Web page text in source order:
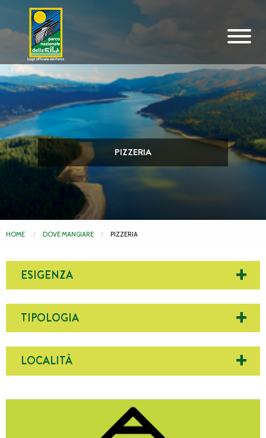
Vai al contenuto principale
PIZZERIA
HOME DOVE MANGIARE PIZZERIA
ESIGENZA
TIPOLOGIA
LOCALITÀ